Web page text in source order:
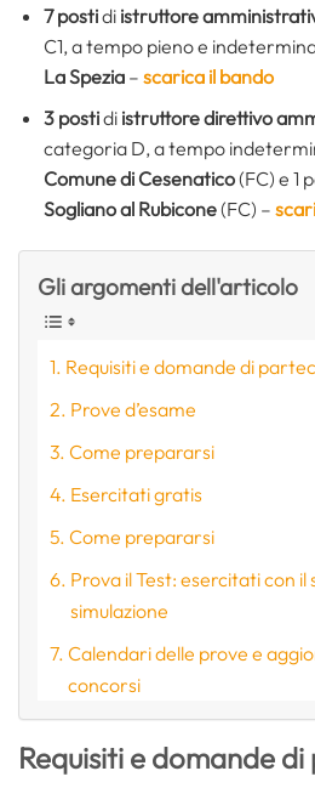
7 postidi istruttore
C1, a tempo pieno e
La Spezia– scarica il bando
3 postidi istruttore direttivo
categoria D, a tempo
Comune di Cesenatico(FC) e 1
Sogliano al Rubicone(FC) –
Gli argomenti dell'articolo
Requisiti e domande di
Prove d’esame
Come prepararsi
Esercitati gratis
Come prepararsi
Prova il Test: esercitati con
simulazione
Calendari delle prove e
concorsi
Requisiti e domande